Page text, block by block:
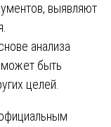
выявляют
анализа
может быть
целей.